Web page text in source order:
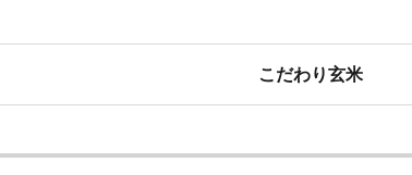
こだわり玄米